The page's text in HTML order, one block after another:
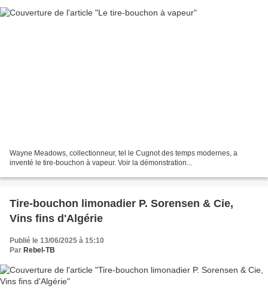
Wayne Meadows, collectionneur, tel le Cugnot des temps modernes, a
inventé le tire-bouchon à vapeur. Voir la démonstration...
Tire-bouchon limonadier P. Sorensen & Cie,
Vins fins d'Algérie
Publié le 13/06/2025 à 15:10
Par Rebel-TB